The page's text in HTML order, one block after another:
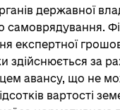
державної
самоврядування.
експертної
здійснюється за
авансу, що не
вартості